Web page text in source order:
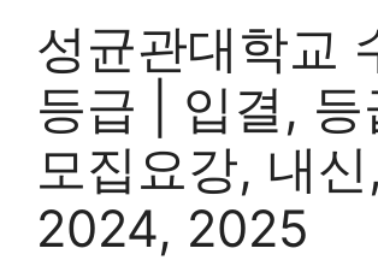
성균관대학교
등급 | 입결, 등
모집요강, 내신,
2024, 2025